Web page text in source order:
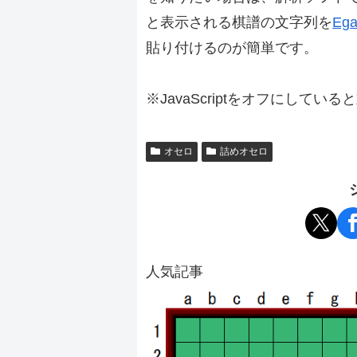
と表示される棋譜の文字列を
貼り付けるのが簡単です。
※JavaScriptをオフにしている
オセロ 詰めオセロ
人気記事